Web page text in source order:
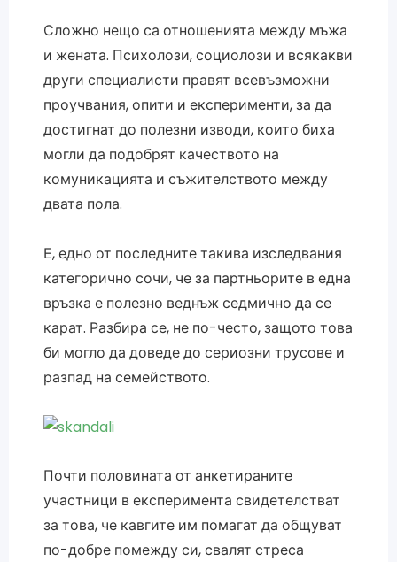
Сложно нещо са отношенията между мъжа
и жената. Психолози, социолози и всякакви
други специалисти правят всевъзможни
проучвания, опити и експерименти, за да
достигнат до полезни изводи, които биха
могли да подобрят качеството на
комуникацията и съжителството между
двата пола.
Е, едно от последните такива изследвания
категорично сочи, че за партньорите в една
връзка е полезно веднъж седмично да се
карат. Разбира се, не по-често, защото това
би могло да доведе до сериозни трусове и
разпад на семейството.
Почти половината от анкетираните
участници в експеримента свидетелстват
за това, че кавгите им помагат да общуват
по-добре помежду си, свалят стреса